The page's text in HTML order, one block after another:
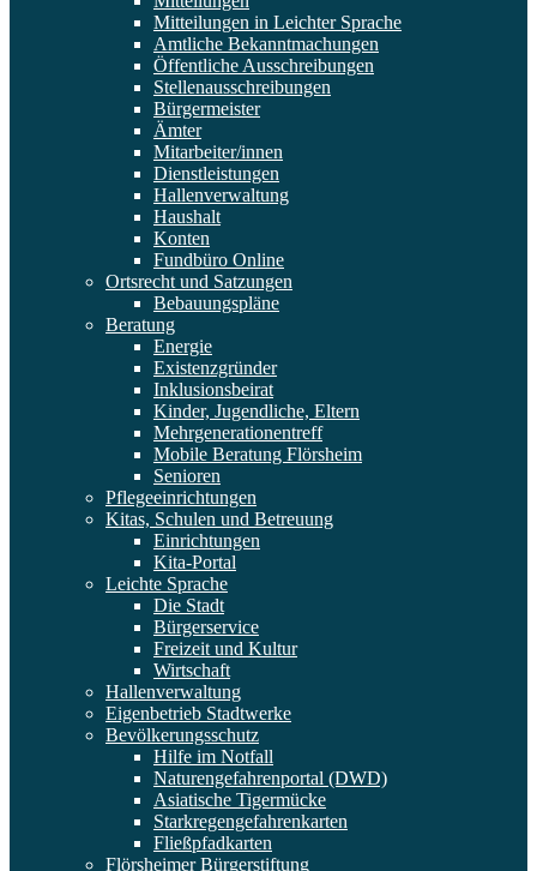
Mitteilungen in Leichter Sprache
Amtliche Bekanntmachungen
Öffentliche Ausschreibungen
Stellenausschreibungen
Bürgermeister
Ämter
Mitarbeiter/innen
Dienstleistungen
Hallenverwaltung
Haushalt
Konten
Fundbüro Online
Ortsrecht und Satzungen
Bebauungspläne
Beratung
Energie
Existenzgründer
Inklusionsbeirat
Kinder, Jugendliche, Eltern
Mehrgenerationentreff
Mobile Beratung Flörsheim
Senioren
Pflegeeinrichtungen
Kitas, Schulen und Betreuung
Einrichtungen
Kita-Portal
Leichte Sprache
Die Stadt
Bürgerservice
Freizeit und Kultur
Wirtschaft
Hallenverwaltung
Eigenbetrieb Stadtwerke
Bevölkerungsschutz
Hilfe im Notfall
Naturengefahrenportal (DWD)
Asiatische Tigermücke
Starkregengefahrenkarten
Fließpfadkarten
Flörsheimer Bürgerstiftung